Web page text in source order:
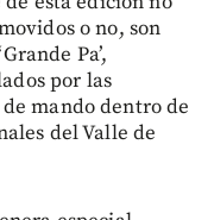
o no, son
Pa’,
por las
mando dentro de
del Valle de